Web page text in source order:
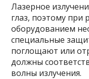
Лазерное
глаз, поэтому при
оборудованием
специальные
поглощают или
должны
волны излучения.